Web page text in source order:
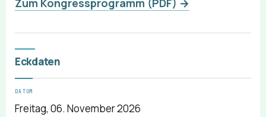
Zum Kongressprogramm (PDF) →
Eckdaten
DATUM
Freitag, 06. November 2026